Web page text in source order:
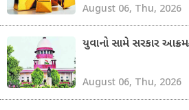
August 06, Thu, 2026
યુવાનો સામે સરકાર
August 06, Thu, 2026